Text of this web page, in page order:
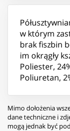
w którym
brak fiszbin
im okrągły
Poliester,
Poliuretan,
Mimo dołożenia
dane techniczne i
mogą jednak być